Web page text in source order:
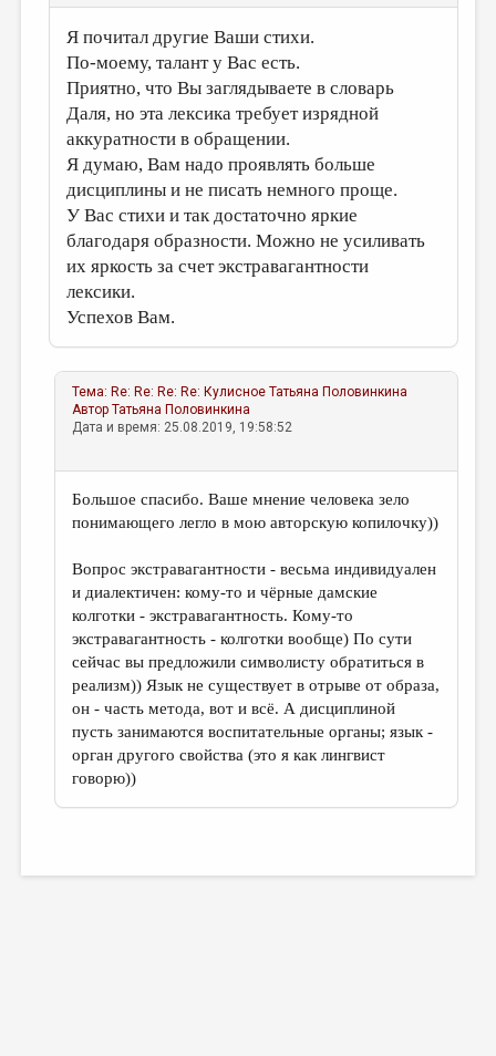
Я почитал другие Ваши стихи.
По-моему, талант у Вас есть.
Приятно, что Вы заглядываете в словарь
Даля, но эта лексика требует изрядной
аккуратности в обращении.
Я думаю, Вам надо проявлять больше
дисциплины и не писать немного проще.
У Вас стихи и так достаточно яркие
благодаря образности. Можно не усиливать
их яркость за счет экстравагантности
лексики.
Успехов Вам.
Тема: Re: Re: Re: Re: Кулисное Татьяна Половинкина
АвторТатьяна Половинкина
Дата и время: 25.08.2019, 19:58:52
Большое спасибо. Ваше мнение человека зело
понимающего легло в мою авторскую копилочку))
Вопрос экстравагантности - весьма индивидуален
и диалектичен: кому-то и чёрные дамские
колготки - экстравагантность. Кому-то
экстравагантность - колготки вообще) По сути
сейчас вы предложили символисту обратиться в
реализм)) Язык не существует в отрыве от образа,
он - часть метода, вот и всё. А дисциплиной
пусть занимаются воспитательные органы; язык -
орган другого свойства (это я как лингвист
говорю))